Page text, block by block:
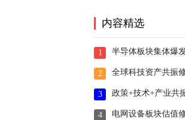
内容精选
1 半导体板块集体爆
2 全球科技资产共振
3 政策+技术+产业共
4 电网设备板块估值